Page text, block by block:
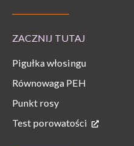
ZACZNIJ TUTAJ
Pigułka włosingu
Równowaga PEH
Punkt rosy
Test porowatości